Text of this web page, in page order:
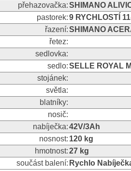
přehazovačka:SHIMANO
pastorek:9 RYCHLOSTÍ
řazení:SHIMANO
řetez:
sedlovka:
sedlo:SELLE ROYAL
stojánek:
světla:
blatníky:
nosič:
nabíječka:42V/3Ah
nosnost: 120 kg
hmotnost:27 kg
součást balení: Rychlo